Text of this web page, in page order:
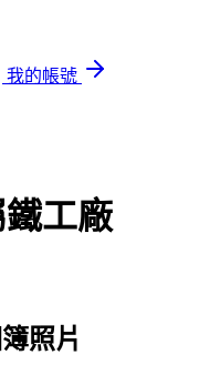
我的帳號
工廠
照片